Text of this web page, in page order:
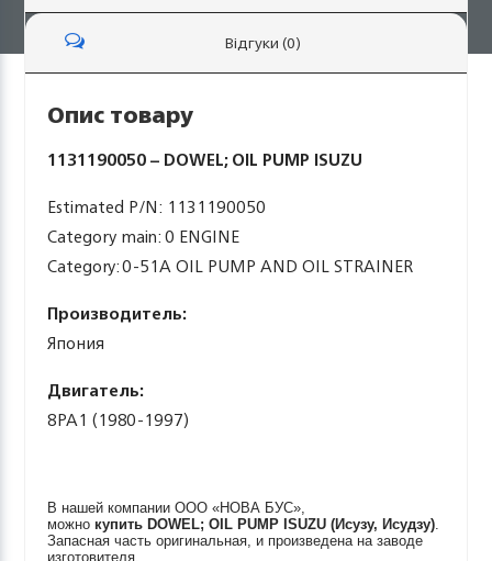
Відгуки (0)
Опис товару
1131190050 – DOWEL; OIL PUMP ISUZU
Estimated P/N: 1131190050
Category main: 0 ENGINE
Category: 0-51A OIL PUMP AND OIL STRAINER
Производитель:
Япония
Двигатель:
8PA1 (1980-1997)
В нашей компании ООО «НОВА БУС»,
можно купить DOWEL; OIL PUMP ISUZU (Исузу, Исудзу).
Запасная часть оригинальная, и произведена на заводе
изготовителя.